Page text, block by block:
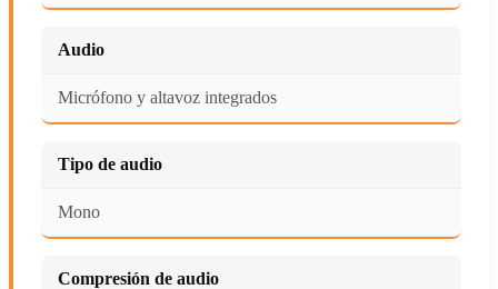
Audio
Micrófono y altavoz integrados
Tipo de audio
Mono
Compresión de audio